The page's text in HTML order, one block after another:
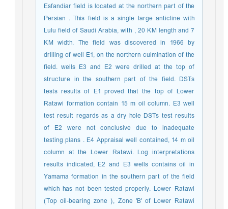
Esfandiar field is located at the northern part of the
Persian . This field is a single large anticline with
Lulu field of Saudi Arabia, with , 20 KM length and 7
KM width. The field was discovered in 1966 by
drilling of well E1, on the northern culmination of the
field. wells E3 and E2 were drilled at the top of
structure in the southern part of the field. DSTs
tests results of E1 proved that the top of Lower
Ratawi formation contain 15 m oil column. E3 well
test result regards as a dry hole DSTs test results
of E2 were not conclusive due to inadequate
testing plans . E4 Appraisal well contained, 14 m oil
column at the Lower Ratawi. Log interpretations
results indicated, E2 and E3 wells contains oil in
Yamama formation in the southern part of the field
which has not been tested properly. Lower Ratawi
(Top oil-bearing zone ), Zone 'B' of Lower Ratawi